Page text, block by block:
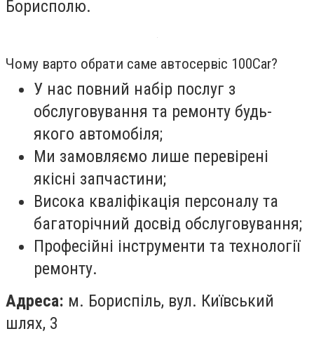
Борисполю.
Чому варто обрати саме автосервіс 100Car?
У нас повний набір послуг з
обслуговування та ремонту будь-
якого автомобіля;
Ми замовляємо лише перевірені
якісні запчастини;
Висока кваліфікація персоналу та
багаторічний досвід обслуговування;
Професійні інструменти та технології
ремонту.
Адреса: м. Бориспіль, вул. Київський
шлях, 3